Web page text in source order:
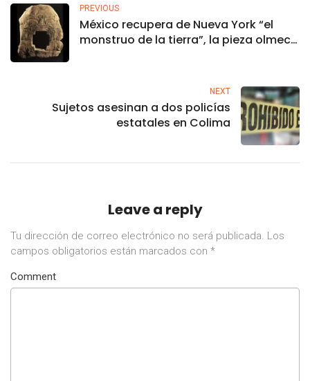
PREVIOUS
México recupera de Nueva York “el
monstruo de la tierra”, la pieza olmeca
NEXT
Sujetos asesinan a dos policías
estatales en Colima
Leave a reply
Tu dirección de correo electrónico no será publicada. Los
campos obligatorios están marcados con *
Comment